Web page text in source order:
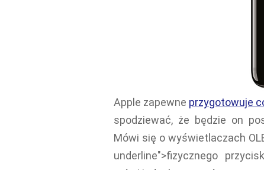
Apple zapewne przygotowuje
spodziewać, że będzie on
Mówi się o wyświetlaczach
underline">fizycznego